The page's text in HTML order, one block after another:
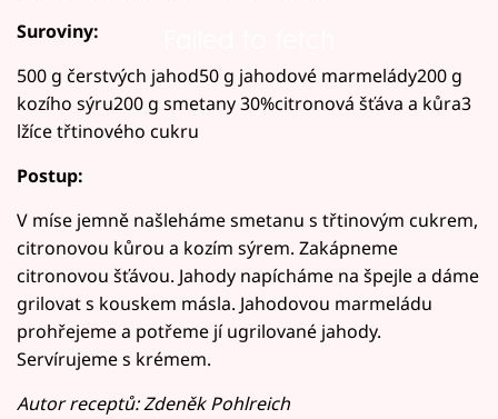
Suroviny:
500 g čerstvých jahod50 g jahodové marmelády200 g
kozího sýru200 g smetany 30%citronová šťáva a kůra3
lžíce třtinového cukru
Postup:
V míse jemně našleháme smetanu s třtinovým cukrem,
citronovou kůrou a kozím sýrem. Zakápneme
citronovou šťávou. Jahody napícháme na špejle a dáme
grilovat s kouskem másla. Jahodovou marmeládu
prohřejeme a potřeme jí ugrilované jahody.
Servírujeme s krémem.
Autor receptů: Zdeněk Pohlreich